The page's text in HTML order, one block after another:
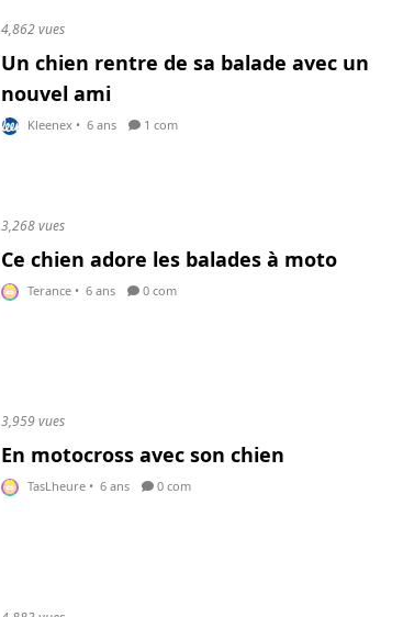
4,862 vues
Un chien rentre de sa balade avec un
nouvel ami
Kleenex • 6 ans 1 com
3,268 vues
Ce chien adore les balades à moto
Terance • 6 ans 0 com
3,959 vues
En motocross avec son chien
TasLheure • 6 ans 0 com